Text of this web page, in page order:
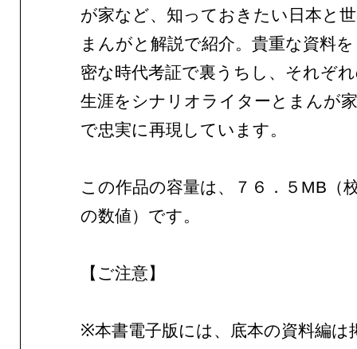
が家など、知っておきたい日本と
まんがと解説で紹介。貴重な資料
密な時代考証で裏うちし、それぞ
生涯をシナリオライターとまんが
で忠実に再現しています。
この作品の容量は、７６．５MB（
の数値）です。
【ご注意】
※本書電子版には、底本の資料編は